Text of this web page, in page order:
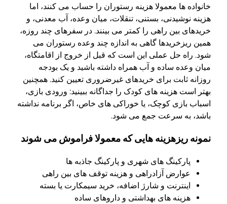
خانواده ها معمولا هزینه رستوران را حساب می کنند، اما
هزینه نوشیدنی، بستنی، تنقلات، میان وعده، آب معدنی، و
خریدهای بین راهی را کمتر می بینند. در سفرهای چند روزه،
همین ریزخریدها گاهی به اندازه چند وعده رستوران می
شود. راه حل عملی این است که قبل از خروج از اقامتگاه،
میان وعده ساده و آب همراه داشته باشید و یک بودجه
روزانه ثابت برای خریدهای غیرضروری تعیین کنید. همچنین
بهتر است هزینه های کودک را جداگانه ببینید: ورودی بازی،
اسباب بازی کوچک، یا خوراکی های خاص، اگر برنامه نداشته
باشد، به سرعت جمع می شود.
نمونه ریزهزینه هایی که معمولا فراموش می شوند
پارکینگ های شهری و پارکینگ جاذبه ها
عوارض آزادراهی و هزینه توقف های بین راهی
اینترنت و شارژ اضافه، خرید سیمکارت یا بسته
هزینه های بهداشتی و داروهای ساده